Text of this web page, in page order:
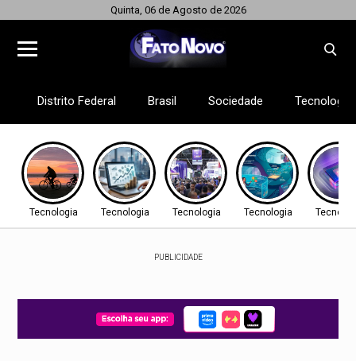
Quinta, 06 de Agosto de 2026
Distrito Federal Brasil Sociedade Tecnologia
Tecnologia Tecnologia Tecnologia Tecnologia
PUBLICIDADE